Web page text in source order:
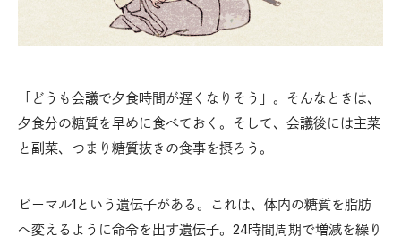
「どうも会議で夕食時間が遅くなりそう」。そんなときは、
夕食分の糖質を早めに食べておく。そして、会議後には主菜
と副菜、つまり糖質抜きの食事を摂ろう。
ビーマル1という遺伝子がある。これは、体内の糖質を脂肪
へ変えるように命令を出す遺伝子。24時間周期で増減を繰り